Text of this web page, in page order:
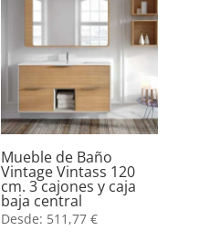
Mueble de Baño
Vintage Vintass 120
cm. 3 cajones y caja
baja central
Desde: 511,77€